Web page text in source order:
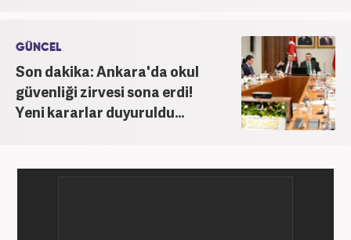
GÜNCEL
Son dakika: Ankara'da okul
güvenliği zirvesi sona erdi!
Yeni kararlar duyuruldu...